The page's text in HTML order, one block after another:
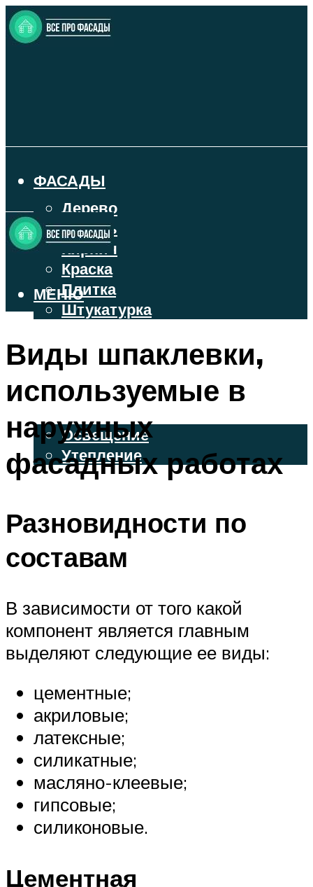
ФАСАДЫ
Дерево
Камень
Кирпич
Краска
Плитка
Штукатурка
ФАСАДНЫЙ САЙДИНГ
ОСВЕЩЕНИЕ И УТЕПЛЕНИЕ
Освещение
Утепление
ДЕКОР
МЕНЮ
МЕНЮ
Виды шпаклевки,
используемые в
наружных
фасадных работах
Разновидности по
составам
В зависимости от того какой
компонент является главным
выделяют следующие ее виды:
цементные;
акриловые;
латексные;
силикатные;
масляно-клеевые;
гипсовые;
силиконовые.
Цементная